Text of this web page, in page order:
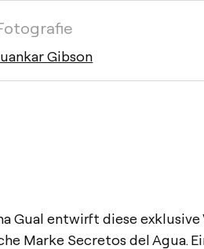
Gibson
Gual entwirft diese
Marke Secretos del Agua.